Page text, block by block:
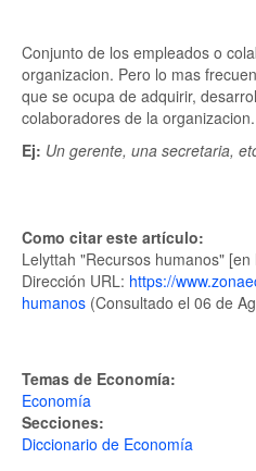
Conjunto de los empleados o
organizacion. Pero lo mas
que se ocupa de adquirir,
colaboradores de la organizacion.
Ej: Un gerente, una secretaria,
Como citar este artículo:
Lelyttah "Recursos humanos" [en
Dirección URL: https://
humanos (Consultado el 06 de
Temas de Economía:
Economía
Secciones:
Diccionario de Economía